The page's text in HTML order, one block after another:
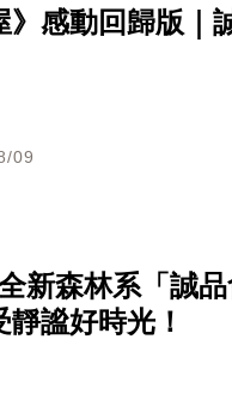
》感動回歸版｜
09
新森林系「誠
謐好時光！